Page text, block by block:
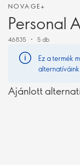
NOVAGE+
Personal
46835 5 db
Ez a termék
Ajánlott